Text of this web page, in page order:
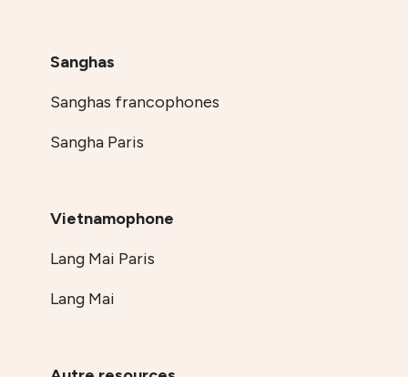
Sanghas
Sanghas francophones
Sangha Paris
Vietnamophone
Lang Mai Paris
Lang Mai